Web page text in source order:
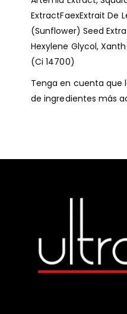
ExtractFaexExtrait De
(Sunflower) Seed
Hexylene Glycol,
(Ci 14700)
Tenga en cuenta que
de ingredientes más